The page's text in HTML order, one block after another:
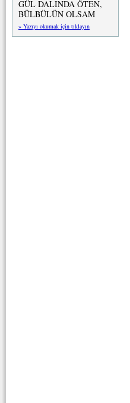
GÜL DALINDA ÖTEN,
BÜLBÜLÜN OLSAM
» Yazıyı okumak için tıklayın